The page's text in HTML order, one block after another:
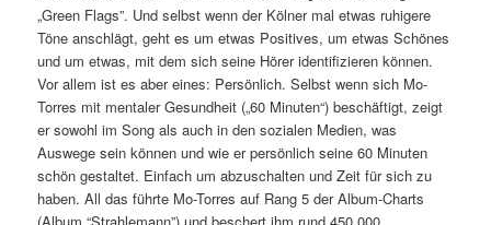
„Green Flags”. Und selbst wenn der Kölner mal etwas ruhigere
Töne anschlägt, geht es um etwas Positives, um etwas Schönes
und um etwas, mit dem sich seine Hörer identifizieren können.
Vor allem ist es aber eines: Persönlich. Selbst wenn sich Mo-
Torres mit mentaler Gesundheit („60 Minuten“) beschäftigt, zeigt
er sowohl im Song als auch in den sozialen Medien, was
Auswege sein können und wie er persönlich seine 60 Minuten
schön gestaltet. Einfach um abzuschalten und Zeit für sich zu
haben. All das führte Mo-Torres auf Rang 5 der Album-Charts